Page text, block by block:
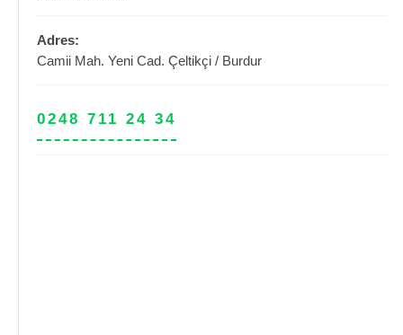
Adres:
Camii Mah. Yeni Cad. Çeltikçi / Burdur
0248 711 24 34